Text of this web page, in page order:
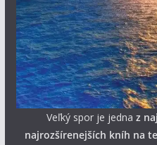
Veľký spor je jedna z
najrozšírenejších kníh na